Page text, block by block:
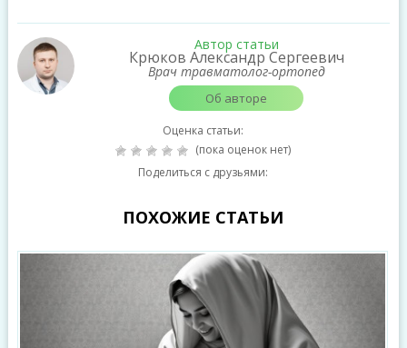
Автор статьи
Крюков Александр Сергеевич
Врач травматолог-ортопед
Об авторе
Оценка статьи:
(пока оценок нет)
Поделиться с друзьями:
ПОХОЖИЕ СТАТЬИ